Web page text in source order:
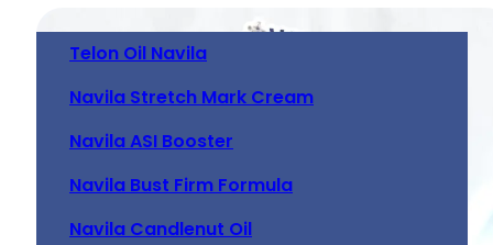
Telon Oil Navila
Navila Stretch Mark Cream
Navila ASI Booster
Navila Bust Firm Formula
Navila Candlenut Oil